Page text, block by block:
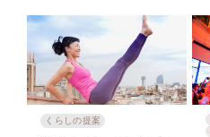
くらしの提案